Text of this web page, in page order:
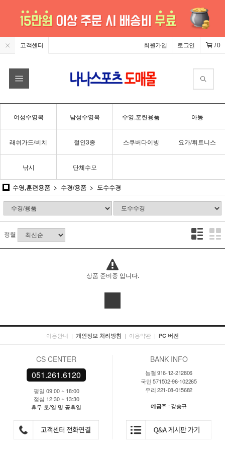
고객센터 /0
로그인
회원가입
여성수영복 남성수영복 수영,훈련용품 아동
래쉬가드/비치 철인3종 스쿠버다이빙 요가/휘트니스
낚시 단체수모
수영,훈련용품 수경/용품 도수수경
정렬
상품 준비중 입니다.
이용안내 | 개인정보 처리방침 | 이용약관 | PC 버전
CS CENTER
051.261.6120
평일 09:00 ~ 18:00
점심 12:30 ~ 13:30
휴무 토/일 및 공휴일
BANK INFO
농협 916-12-212806
국민 571502-96-102265
우리 221-08-015682
예금주 : 강승규